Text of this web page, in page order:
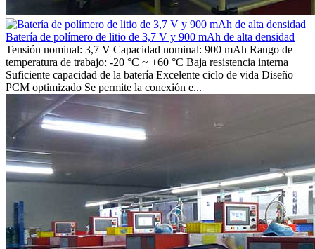
Batería de polímero de litio de 3,7 V y 900 mAh de alta densidad
Tensión nominal: 3,7 V Capacidad nominal: 900 mAh Rango de
temperatura de trabajo: -20 °C ~ +60 °C Baja resistencia interna
Suficiente capacidad de la batería Excelente ciclo de vida Diseño
PCM optimizado Se permite la conexión e...